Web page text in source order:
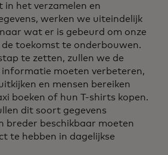
in het verzamelen en
werken we uiteindelijk
wat er is gebeurd om onze
de toekomst te onderbouwen.
te zetten, zullen we de
informatie moeten verbeteren,
en mensen bereiken
boeken of hun T-shirts kopen.
dit soort gegevens
breder beschikbaar moeten
te hebben in dagelijkse